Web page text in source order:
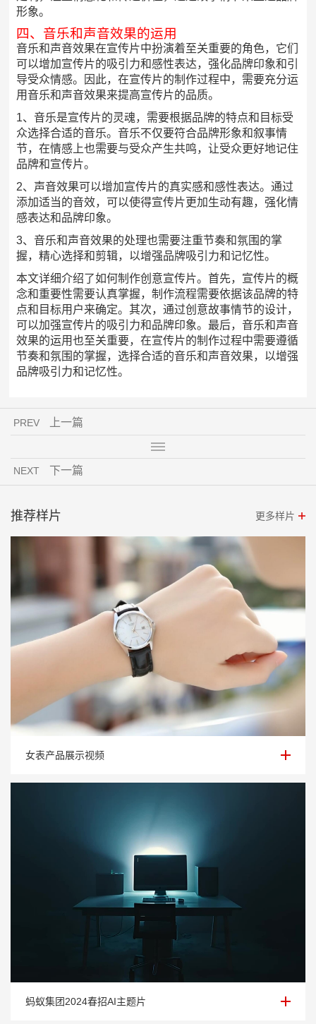
形象。
四、音乐和声音效果的运用
音乐和声音效果在宣传片中扮演着至关重要的角色，它们
可以增加宣传片的吸引力和感性表达，强化品牌印象和引
导受众情感。因此，在宣传片的制作过程中，需要充分运
用音乐和声音效果来提高宣传片的品质。
1、音乐是宣传片的灵魂，需要根据品牌的特点和目标受
众选择合适的音乐。音乐不仅要符合品牌形象和叙事情
节，在情感上也需要与受众产生共鸣，让受众更好地记住
品牌和宣传片。
2、声音效果可以增加宣传片的真实感和感性表达。通过
添加适当的音效，可以使得宣传片更加生动有趣，强化情
感表达和品牌印象。
3、音乐和声音效果的处理也需要注重节奏和氛围的掌
握，精心选择和剪辑，以增强品牌吸引力和记忆性。
本文详细介绍了如何制作创意宣传片。首先，宣传片的概
念和重要性需要认真掌握，制作流程需要依据该品牌的特
点和目标用户来确定。其次，通过创意故事情节的设计，
可以加强宣传片的吸引力和品牌印象。最后，音乐和声音
效果的运用也至关重要，在宣传片的制作过程中需要遵循
节奏和氛围的掌握，选择合适的音乐和声音效果，以增强
品牌吸引力和记忆性。
PREV 上一篇
NEXT 下一篇
推荐样片 更多样片
女表产品展示视频
女表产品展示视频
蚂蚁集团2024春招AI主题片
蚂蚁集团2024春招AI主题片